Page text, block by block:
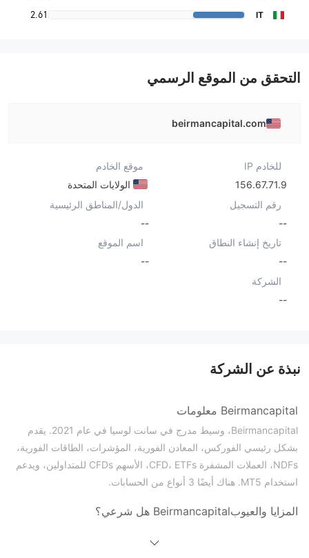
IT
2.61
التحقق من الموقع الرسمي
beirmancapital.com
للخادم IP
156.67.71.9
موقع الخادم
الولايات المتحدة
رقم التسجيل
--
الدول/المناطق الرئيسية
--
تاريخ إنشاء النطاق
--
اسم الموقع
--
الشركة
--
نبذة عن الشركة
Beirmancapital معلومات
Beirmancapital، وسيط مدرج في سانت لوسيا في عام 2021. يقدم
بشكل رئيسي الفوركس، المعادن الفورية، المؤشرات، الطاقات الفورية،
NDFs، العملات المشفرة CFD، ETFs، الأسهم CFDs للمتداولين، ويدعم
استخدام MT5. هناك أيضًا 3 أنواع من الحسابات.
المزايا والعيوبBeirmancapital هل شرعي؟
(FinCEN) في الولايات المتحدة. يحمل ترخيص الخدمات المالية (رقم